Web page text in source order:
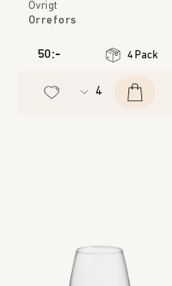
Övrigt
Orrefors
50:- 4 Pack